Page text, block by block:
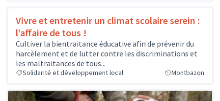
Vivre et entretenir un climat scolaire serein :
l’affaire de tous !
Cultiver la bientraitance éducative afin de prévenir du
harcèlement et de lutter contre les discriminations et
les maltraitances de tous...
Solidarité et développement local Montbazon